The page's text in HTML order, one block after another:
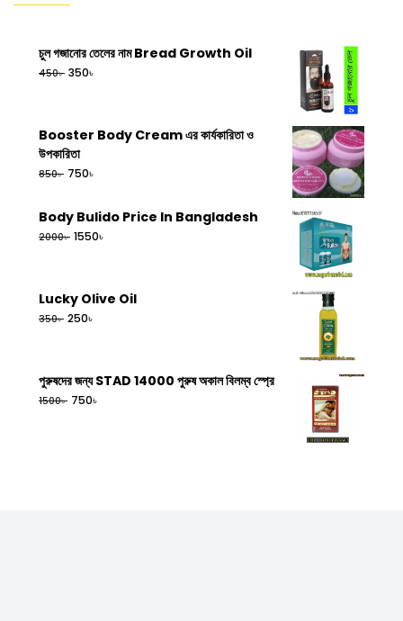
চুল গজানোর তেলের নাম Bread Growth Oil
450৳ 350৳
Booster Body Cream এর কার্যকারিতা ও
উপকারিতা
850৳ 750৳
Body Bulido Price In Bangladesh
2000৳ 1550৳
Lucky Olive Oil
350৳ 250৳
পুরুষদের জন্য STAD 14000 পুরুষ অকাল বিলম্ব স্প্রে
1500৳ 750৳